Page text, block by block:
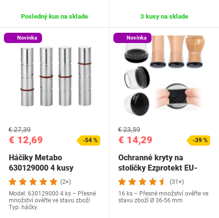
Posledný kus na sklade 3 kusy na sklade
Novinka
€ 12,69
€ 27,39
-54 %
Háčiky Metabo
630129000 4 kusy
(2×)
Model: 630129000 4 ks – Přesné
množství ověřte ve stavu zboží
Typ: háčky
Novinka
€ 14,29
€ 23,59
-39 %
Ochranné kryty na
stoličky Ezprotekt EU-
2030
(31×)
16 ks – Přesné množství ověřte ve
stavu zboží Ø 36-56 mm